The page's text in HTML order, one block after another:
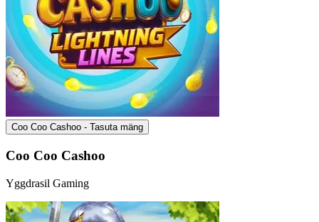
Coo Coo Cashoo - Tasuta mäng
Coo Coo Cashoo
Yggdrasil Gaming